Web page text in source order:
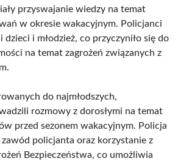
przyswajanie wiedzy na temat
w okresie wakacyjnym. Policjanci
i młodzież, co przyczyniło się do
na temat zagrożeń związanych z
do najmłodszych,
rozmowy z dorosłymi na temat
przed sezonem wakacyjnym. Policja
policjanta oraz korzystanie z
Bezpieczeństwa, co umożliwia